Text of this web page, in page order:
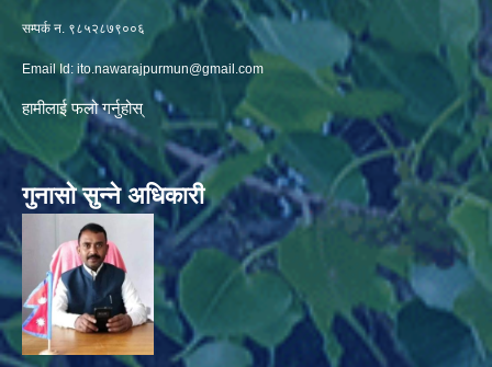
सम्पर्क न. ९८५२८७९००६
Email Id: ito.nawarajpurmun@gmail.com
हामीलाई फलो गर्नुहोस्
गुनासो सुन्ने अधिकारी